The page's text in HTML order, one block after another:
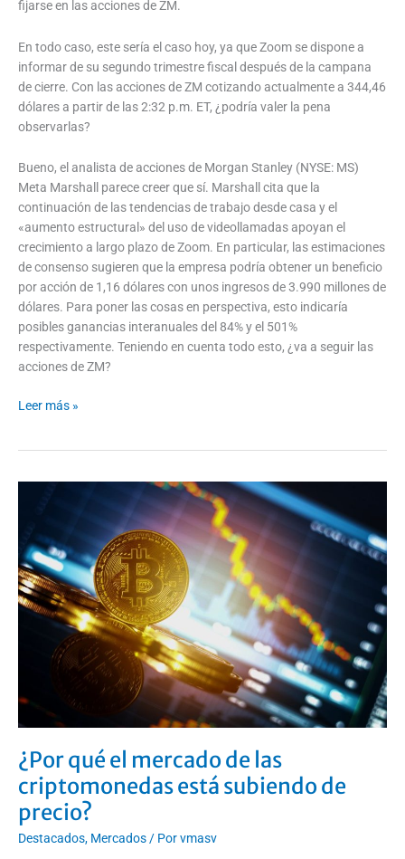
fijarse en las acciones de ZM.
En todo caso, este sería el caso hoy, ya que Zoom se dispone a
informar de su segundo trimestre fiscal después de la campana
de cierre. Con las acciones de ZM cotizando actualmente a 344,46
dólares a partir de las 2:32 p.m. ET, ¿podría valer la pena
observarlas?
Bueno, el analista de acciones de Morgan Stanley (NYSE: MS)
Meta Marshall parece creer que sí. Marshall cita que la
continuación de las tendencias de trabajo desde casa y el
«aumento estructural» del uso de videollamadas apoyan el
crecimiento a largo plazo de Zoom. En particular, las estimaciones
de consenso sugieren que la empresa podría obtener un beneficio
por acción de 1,16 dólares con unos ingresos de 3.990 millones de
dólares. Para poner las cosas en perspectiva, esto indicaría
posibles ganancias interanuales del 84% y el 501%
respectivamente. Teniendo en cuenta todo esto, ¿va a seguir las
acciones de ZM?
Leer más »
¿Por qué el mercado de las
criptomonedas está subiendo de
precio?
Destacados, Mercados / Porvmasv
mercado
de
las
criptomonedas
subiendo